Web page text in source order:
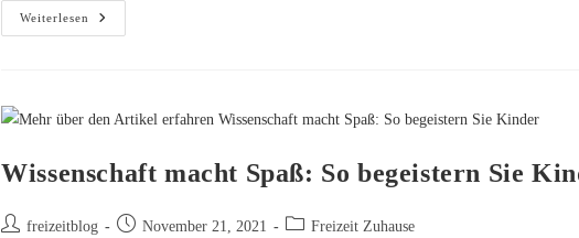
Weiterlesen
So
Können
Abschalten
Wissenschaft macht Spaß: So begeistern Sie
Beitrags-
freizeitblog
BeitragNovember 21, 2021
Beitrags-
Freizeit Zuhause